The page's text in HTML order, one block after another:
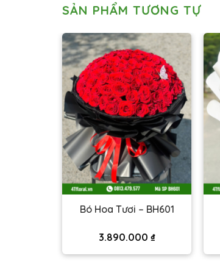
SẢN PHẨM TƯƠNG TỰ
Bó Hoa Tươi – BH601
3.890.000 ₫